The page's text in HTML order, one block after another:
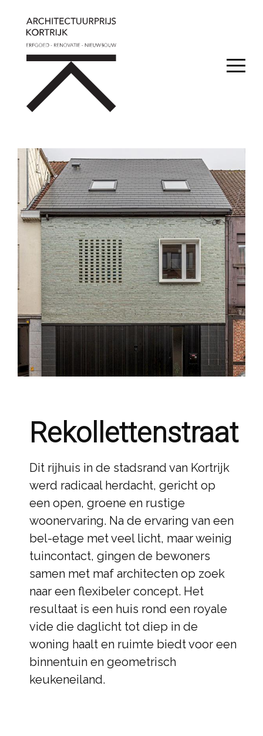
Rekollettenstraat
Dit rijhuis in de stadsrand van Kortrijk
werd radicaal herdacht, gericht op
een open, groene en rustige
woonervaring. Na de ervaring van een
bel-etage met veel licht, maar weinig
tuincontact, gingen de bewoners
samen met maf architecten op zoek
naar een flexibeler concept. Het
resultaat is een huis rond een royale
vide die daglicht tot diep in de
woning haalt en ruimte biedt voor een
binnentuin en geometrisch
keukeneiland.